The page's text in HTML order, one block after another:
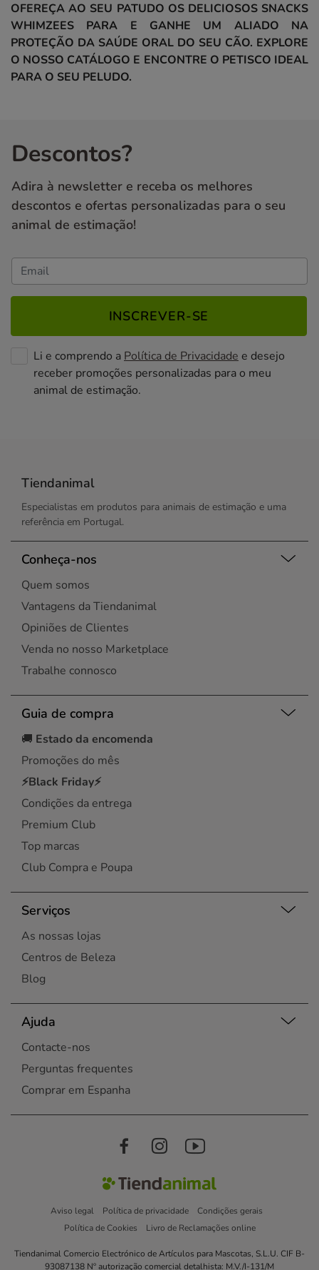
OFEREÇA AO SEU PATUDO OS DELICIOSOS SNACKS
WHIMZEES PARA E GANHE UM ALIADO NA
PROTEÇÃO DA SAÚDE ORAL DO SEU CÃO. EXPLORE
O NOSSO CATÁLOGO E ENCONTRE O PETISCO IDEAL
PARA O SEU PELUDO.
Descontos?
Adira à newsletter e receba os melhores
descontos e ofertas personalizadas para o seu
animal de estimação!
INSCREVER-SE
Li e comprendo a Política de Privacidade e desejo
receber promoções personalizadas para o meu
animal de estimação.
Tiendanimal
Especialistas em produtos para animais de estimação e uma
referência em Portugal.
Conheça-nos
Quem somos
Vantagens da Tiendanimal
Opiniões de Clientes
Venda no nosso Marketplace
Trabalhe connosco
Guia de compra
🚚 Estado da encomenda
Promoções do mês
⚡Black Friday⚡
Condições da entrega
Premium Club
Top marcas
Club Compra e Poupa
Serviços
As nossas lojas
Centros de Beleza
Blog
Ajuda
Contacte-nos
Perguntas frequentes
Comprar em Espanha
Aviso legal Política de privacidade
Condições gerais
Política de Cookies
Livro de Reclamações online
Tiendanimal Comercio Electrónico de Artículos para Mascotas, S.L.U. CIF B-
93087138 Nº autorização comercial detalhista: M.V./I-131/M